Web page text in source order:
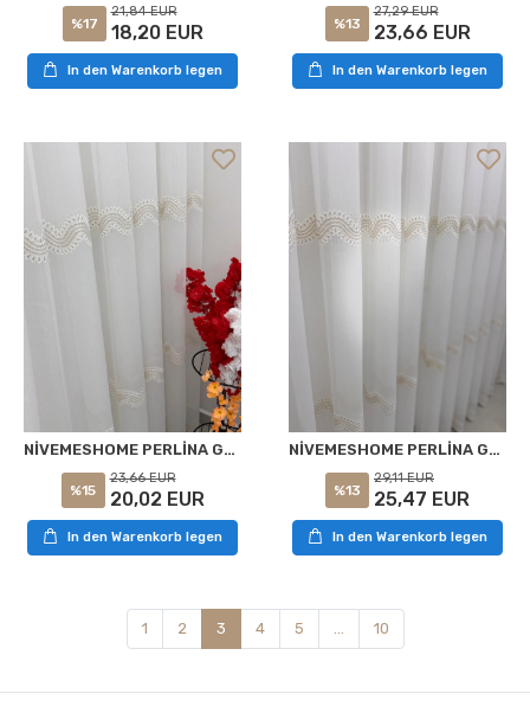
%17
21,84 EUR
18,20 EUR
In den Warenkorb legen
%13
27,29 EUR
23,66 EUR
In den Warenkorb legen
NİVEMESHOME PERLİNA GOLD DETAY 1/2,5 PİLELİ TÜL PERDE APM
%15
23,66 EUR
20,02 EUR
In den Warenkorb legen
NİVEMESHOME PERLİNA GOLD DETAY 1/3 PİLELİ TÜL PERDE APM
%13
29,11 EUR
25,47 EUR
In den Warenkorb legen
1 2 3 4 5 10